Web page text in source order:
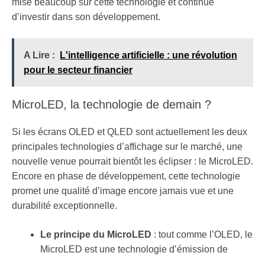
d’investir dans son développement.
A Lire :
L'intelligence artificielle : une révolution
pour le secteur financier
MicroLED, la technologie de demain ?
Si les écrans OLED et QLED sont actuellement les deux
principales technologies d’affichage sur le marché, une
nouvelle venue pourrait bientôt les éclipser : le MicroLED.
Encore en phase de développement, cette technologie
promet une qualité d’image encore jamais vue et une
durabilité exceptionnelle.
Le principe du MicroLED : tout comme l’OLED, le
MicroLED est une technologie d’émission de